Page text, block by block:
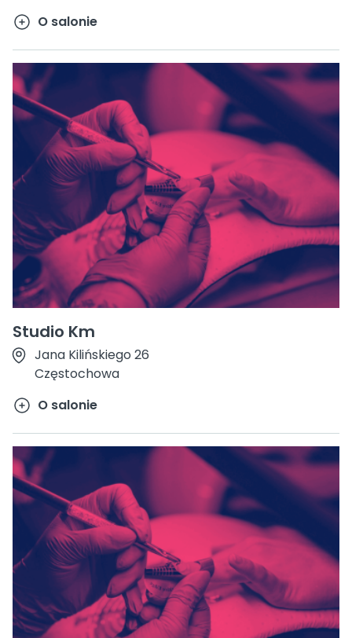
O salonie
Studio Km
Jana Kilińskiego 26
Częstochowa
O salonie